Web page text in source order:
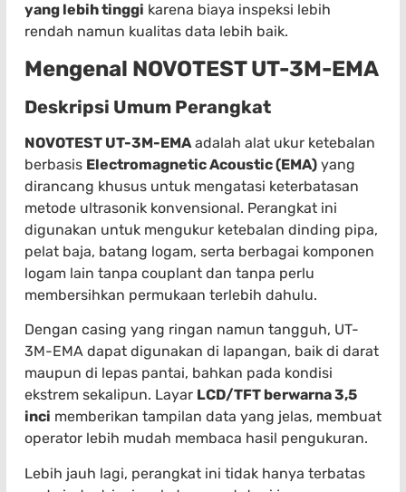
yang lebih tinggi karena biaya inspeksi lebih
rendah namun kualitas data lebih baik.
Mengenal NOVOTEST UT-3M-EMA
Deskripsi Umum Perangkat
NOVOTEST UT-3M-EMA adalah alat ukur ketebalan
berbasis Electromagnetic Acoustic (EMA) yang
dirancang khusus untuk mengatasi keterbatasan
metode ultrasonik konvensional. Perangkat ini
digunakan untuk mengukur ketebalan dinding pipa,
pelat baja, batang logam, serta berbagai komponen
logam lain tanpa couplant dan tanpa perlu
membersihkan permukaan terlebih dahulu.
Dengan casing yang ringan namun tangguh, UT-
3M-EMA dapat digunakan di lapangan, baik di darat
maupun di lepas pantai, bahkan pada kondisi
ekstrem sekalipun. Layar LCD/TFT berwarna 3,5
inci memberikan tampilan data yang jelas, membuat
operator lebih mudah membaca hasil pengukuran.
Lebih jauh lagi, perangkat ini tidak hanya terbatas